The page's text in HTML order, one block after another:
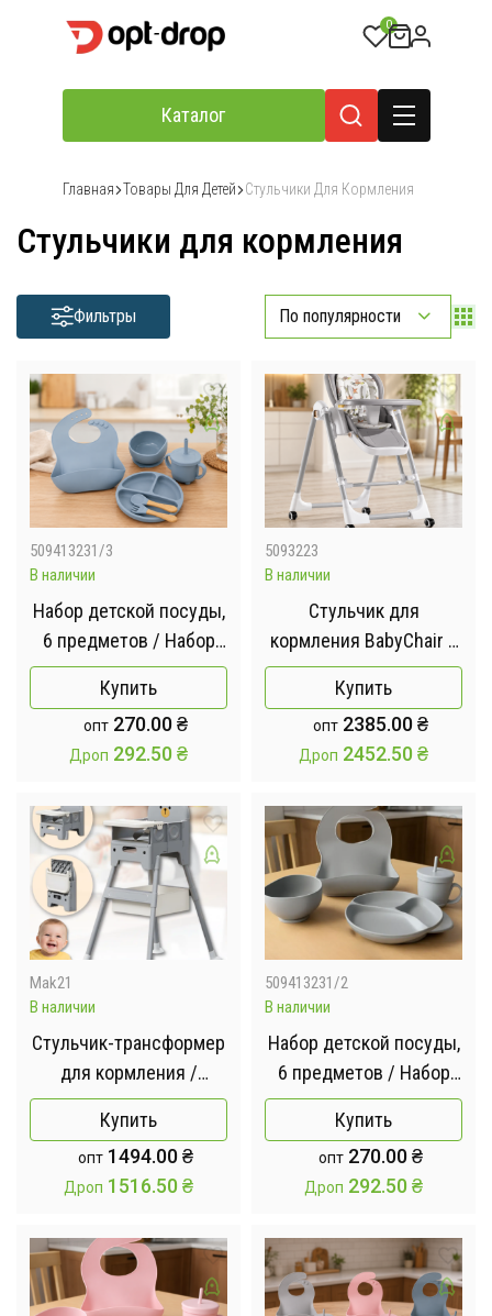
0
Каталог
Главная Товары Для Детей Стульчики Для Кормления
Стульчики для кормления
Фильтры По популярности
509413231/3
В наличии
Набор детской посуды,
6 предметов / Набор
детской силиконовой
посуды Голубой
Купить
опт 270.00₴
Дроп 292.50₴
5093223
В наличии
Стульчик для
кормления BabyChair с
регулируемой спинкой
и столиком, шезлонг,
колеса, складной X-715
/ Стульчик-шезлонг
Детское кресло с
регулируемой спинкой
и столиком
Купить
опт 2385.00₴
Дроп 2452.50₴
Mak21
В наличии
Стульчик-трансформер
для кормления /
Детский стульчик для
кормления
Купить
опт 1494.00₴
Дроп 1516.50₴
509413231/2
В наличии
Набор детской посуды,
6 предметов / Набор
детской силиконовой
посуды Серый
Купить
опт 270.00₴
Дроп 292.50₴